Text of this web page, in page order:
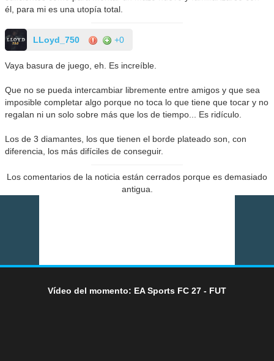
él, para mi es una utopía total.
LLoyd_750 +0
Vaya basura de juego, eh. Es increíble.
Que no se pueda intercambiar libremente entre amigos y que sea
imposible completar algo porque no toca lo que tiene que tocar y no
regalan ni un solo sobre más que los de tiempo... Es ridículo.
Los de 3 diamantes, los que tienen el borde plateado son, con
diferencia, los más difíciles de conseguir.
Los comentarios de la noticia están cerrados porque es demasiado
antigua.
Vídeo del momento: EA Sports FC 27 - FUT